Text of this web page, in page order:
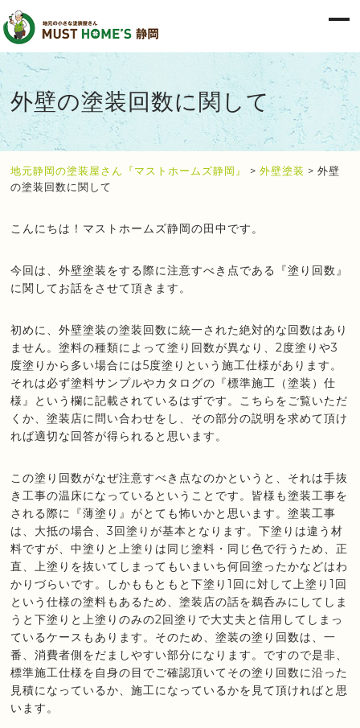
外壁の塗装回数に関して
地元静岡の塗装屋さん『マストホームズ静岡』 >外壁塗装 >外壁
の塗装回数に関して
こんにちは！マストホームズ静岡の田中です。
今回は、外壁塗装をする際に注意すべき点である『塗り回数』
に関してお話をさせて頂きます。
初めに、外壁塗装の塗装回数に統一された絶対的な回数はあり
ません。塗料の種類によって塗り回数が異なり、2度塗りや3
度塗りから多い場合には5度塗りという施工仕様があります。
それは必ず塗料サンプルやカタログの『標準施工（塗装）仕
様』という欄に記載されているはずです。こちらをご覧いただ
くか、塗装店に問い合わせをし、その部分の説明を求めて頂け
れば適切な回答が得られると思います。
この塗り回数がなぜ注意すべき点なのかというと、それは手抜
き工事の温床になっているということです。皆様も塗装工事を
される際に『薄塗り』がとても怖いかと思います。塗装工事
は、大抵の場合、3回塗りが基本となります。下塗りは違う材
料ですが、中塗りと上塗りは同じ塗料・同じ色で行うため、正
直、上塗りを抜いてしまってもいまいち何回塗ったかなどはわ
かりづらいです。しかももともと下塗り1回に対して上塗り1回
という仕様の塗料もあるため、塗装店の話を鵜呑みにしてしま
うと下塗りと上塗りのみの2回塗りで大丈夫と信用してしまっ
ているケースもあります。そのため、塗装の塗り回数は、一
番、消費者側をだましやすい部分になります。ですので是非、
標準施工仕様を自身の目でご確認頂いてその塗り回数に沿った
見積になっているか、施工になっているかを見て頂ければと思
います。